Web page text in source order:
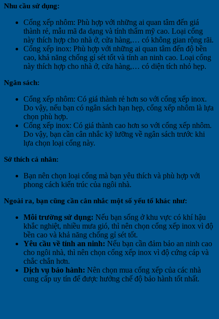
Nhu cầu sử dụng:
Cổng xếp nhôm: Phù hợp với những ai quan tâm đến giá
thành rẻ, mẫu mã đa dạng và tính thẩm mỹ cao. Loại cổng
này thích hợp cho nhà ở, cửa hàng,… có không gian rộng rãi.
Cổng xếp inox: Phù hợp với những ai quan tâm đến độ bền
cao, khả năng chống gỉ sét tốt và tính an ninh cao. Loại cổng
này thích hợp cho nhà ở, cửa hàng,… có diện tích nhỏ hẹp.
Ngân sách:
Cổng xếp nhôm: Có giá thành rẻ hơn so với cổng xếp inox.
Do vậy, nếu bạn có ngân sách hạn hẹp, cổng xếp nhôm là lựa
chọn phù hợp.
Cổng xếp inox: Có giá thành cao hơn so với cổng xếp nhôm.
Do vậy, bạn cần cân nhắc kỹ lưỡng về ngân sách trước khi
lựa chọn loại cổng này.
Sở thích cá nhân:
Bạn nên chọn loại cổng mà bạn yêu thích và phù hợp với
phong cách kiến trúc của ngôi nhà.
Ngoài ra, bạn cũng cần cân nhắc một số yếu tố khác như:
Môi trường sử dụng: Nếu bạn sống ở khu vực có khí hậu
khắc nghiệt, nhiều mưa gió, thì nên chọn cổng xếp inox vì độ
bền cao và khả năng chống gỉ sét tốt.
Yêu cầu về tính an ninh: Nếu bạn cần đảm bảo an ninh cao
cho ngôi nhà, thì nên chọn cổng xếp inox vì độ cứng cáp và
chắc chắn hơn.
Dịch vụ bảo hành: Nên chọn mua cổng xếp của các nhà
cung cấp uy tín để được hưởng chế độ bảo hành tốt nhất.